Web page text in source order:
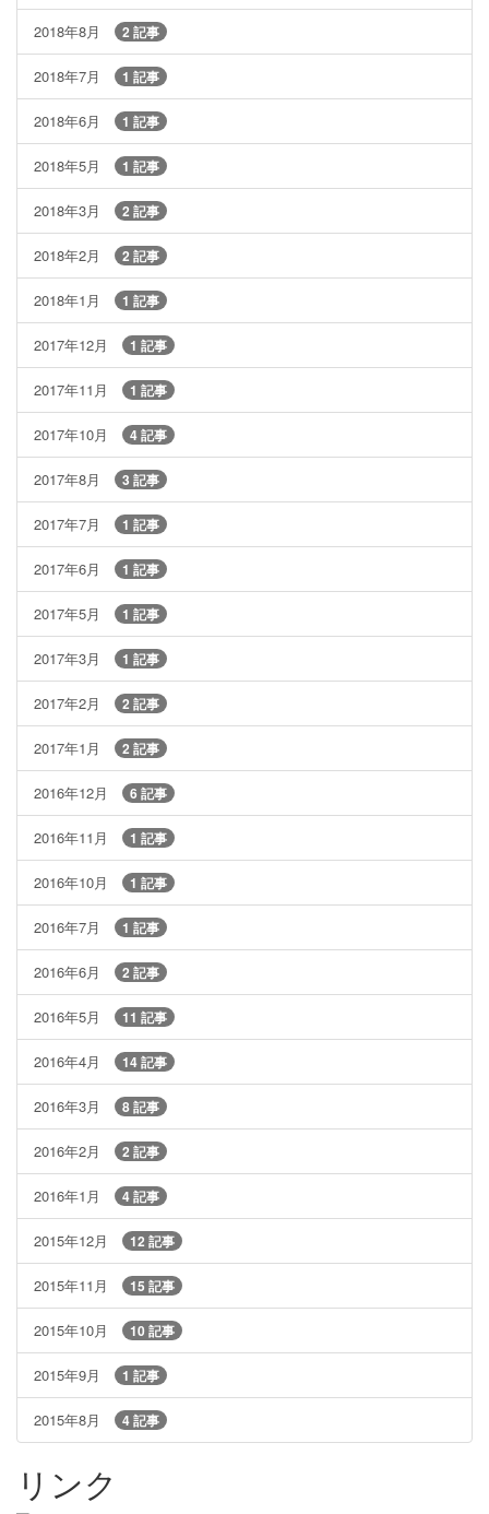
2018年8月 2 記事
2018年7月 1 記事
2018年6月 1 記事
2018年5月 1 記事
2018年3月 2 記事
2018年2月 2 記事
2018年1月 1 記事
2017年12月 1 記事
2017年11月 1 記事
2017年10月 4 記事
2017年8月 3 記事
2017年7月 1 記事
2017年6月 1 記事
2017年5月 1 記事
2017年3月 1 記事
2017年2月 2 記事
2017年1月 2 記事
2016年12月 6 記事
2016年11月 1 記事
2016年10月 1 記事
2016年7月 1 記事
2016年6月 2 記事
2016年5月 11 記事
2016年4月 14 記事
2016年3月 8 記事
2016年2月 2 記事
2016年1月 4 記事
2015年12月 12 記事
2015年11月 15 記事
2015年10月 10 記事
2015年9月 1 記事
2015年8月 4 記事
リンク